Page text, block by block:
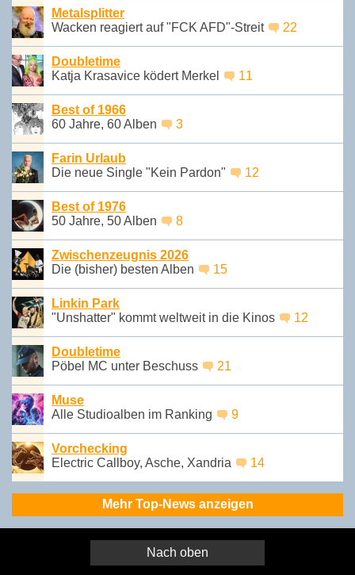
Metalsplitter
Wacken reagiert auf "FCK AFD"-Streit
22
Doubletime
Katja Krasavice ködert Merkel
11
Best of 1966
60 Jahre, 60 Alben
3
Farin Urlaub
Die neue Single "Kein Pardon"
12
Best of 1976
50 Jahre, 50 Alben
8
Zwischenzeugnis 2026
Die (bisher) besten Alben
15
Linkin Park
"Unshatter" kommt weltweit in die Kinos
12
Doubletime
Pöbel MC unter Beschuss
21
Muse
Alle Studioalben im Ranking
9
Vorchecking
Electric Callboy, Asche, Xandria
14
Mehr Top-News anzeigen
Nach oben